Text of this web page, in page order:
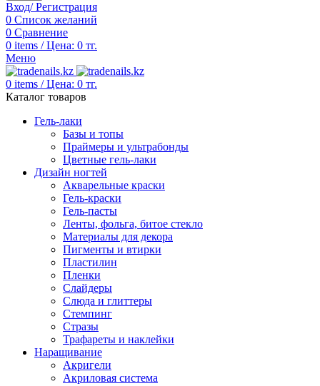
Вход/ Регистрация
0 Список желаний
0 Сравнение
0 items / Цена: 0 тг.
Меню
0 items / Цена: 0 тг.
Каталог товаров
Гель-лаки
Базы и топы
Праймеры и ультрабонды
Цветные гель-лаки
Дизайн ногтей
Акварельные краски
Гель-краски
Гель-пасты
Ленты, фольга, битое стекло
Материалы для декора
Пигменты и втирки
Пластилин
Пленки
Слайдеры
Слюда и глиттеры
Стемпинг
Стразы
Трафареты и наклейки
Наращивание
Акригели
Акриловая система